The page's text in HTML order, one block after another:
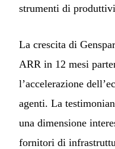
strumenti di
La crescita di
ARR in 12 mesi
l’accelerazione
agenti. La
una dimensione
fornitori di